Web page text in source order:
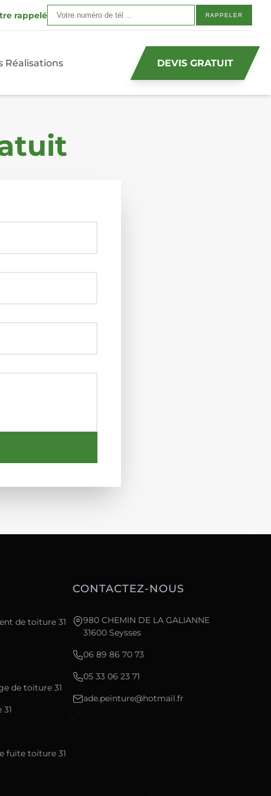
rappelé
Réalisations DEVIS GRATUIT
de toiture 31
de toiture 31
fuite toiture 31
CONTACTEZ-NOUS
980 CHEMIN DE LA GALIANNE
31600 Seysses
06 89 86 70 73
05 33 06 23 71
ade.peinture@hotmail.fr